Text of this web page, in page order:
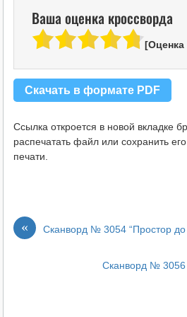
Ваша оценка кроссворда
[Оценка
Скачать в формате PDF
Ссылка откроется в новой вкладке
распечатать файл или сохранить
печати.
« Сканворд № 3054 “Простор до
Сканворд № 3056